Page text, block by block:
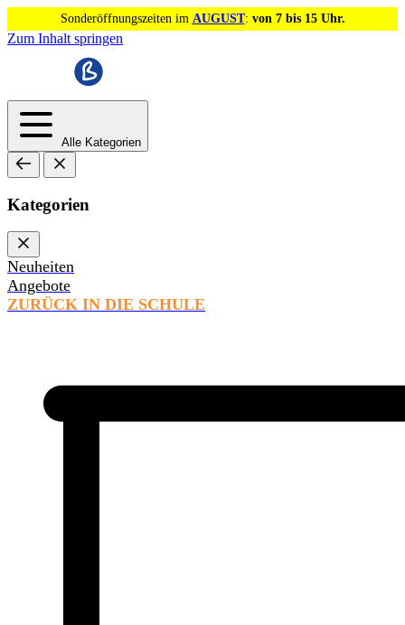
Sonderöffnungszeiten im AUGUST: von 7 bis 15 Uhr.
Zum Inhalt springen
Alle Kategorien
Kategorien
Neuheiten
Angebote
ZURÜCK IN DIE SCHULE